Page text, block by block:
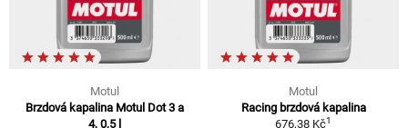
Motul
Brzdová kapalina Motul Dot 3 a
4, 0,5 l
Motul
Racing brzdová kapalina
676,38 Kč1